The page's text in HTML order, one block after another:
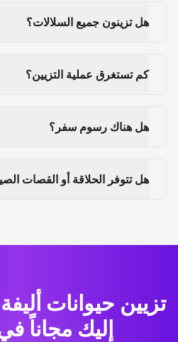
هل تزينون جميع السلالات؟
كم تستغرق عملية التزيين؟
هل هناك رسوم سفر؟
هل تتوفر الحلاقة أو القصات
تزيين حيوانات
إليك مجاناً